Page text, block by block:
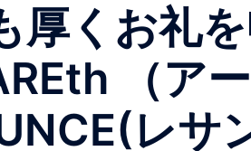
厚くお礼
（ア
レサ